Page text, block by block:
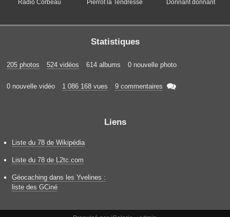
Radio Corbeau Pierrot la Tendresse Donnant donnant
Statistiques
205 photos 524 vidéos 614 albums 0 nouvelle photo
0 nouvelle vidéo 1 086 168 vues 9 commentaires 
Liens
Liste du 78 de Wikipédia
Liste du 78 de L2tc.com
Géocaching dans les Yvelines :
liste des GCiné